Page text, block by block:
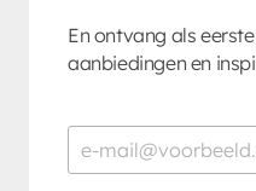
En ontvang als
aanbiedingen en